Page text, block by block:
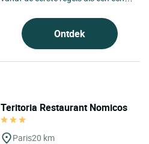
arrondissement van...
Ontdek
Teritoria Restaurant Nomicos
Paris20 km